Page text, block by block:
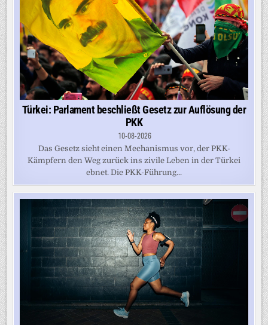
Türkei: Parlament beschließt Gesetz zur Auflösung der
PKK
10-08-2026
Das Gesetz sieht einen Mechanismus vor, der PKK-
Kämpfern den Weg zurück ins zivile Leben in der Türkei
ebnet. Die PKK-Führung...